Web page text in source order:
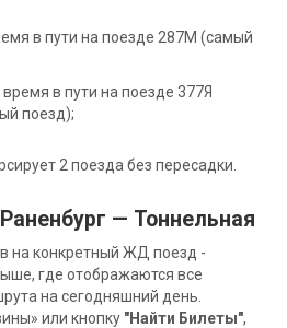
в пути на поезде 287М (самый
в пути на поезде 377Я
поезд);
2 поезда без пересадки.
— Тоннельная
на конкретный ЖД поезд -
где отображаются все
на сегодняшний день.
или кнопку "Найти Билеты",